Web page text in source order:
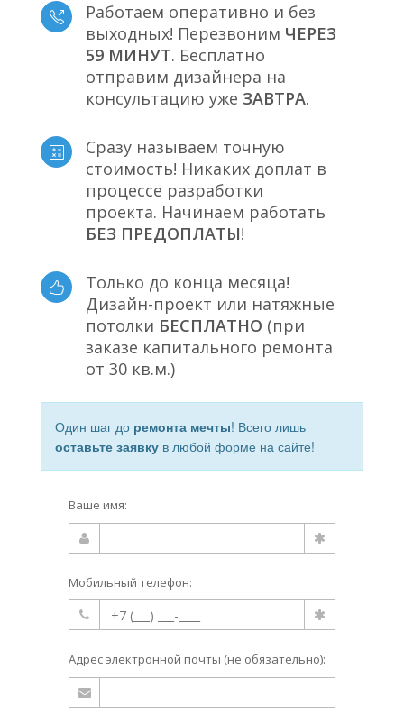
Работаем оперативно и без
выходных! Перезвоним ЧЕРЕЗ
59 МИНУТ. Бесплатно
отправим дизайнера на
консультацию уже ЗАВТРА.
Сразу называем точную
стоимость! Никаких доплат в
процессе разработки
проекта. Начинаем работать
БЕЗ ПРЕДОПЛАТЫ!
Только до конца месяца!
Дизайн-проект или натяжные
потолки БЕСПЛАТНО (при
заказе капитального ремонта
от 30 кв.м.)
Один шаг до ремонта мечты! Всего лишь
оставьте заявку в любой форме на сайте!
Ваше имя:
Мобильный телефон:
Адрес электронной почты (не обязательно):